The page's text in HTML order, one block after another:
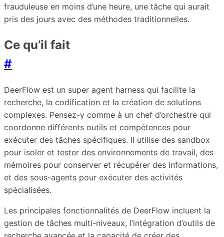
frauduleuse en moins d’une heure, une tâche qui aurait
pris des jours avec des méthodes traditionnelles.
Ce qu’il fait
#
DeerFlow est un super agent harness qui facilite la
recherche, la codification et la création de solutions
complexes. Pensez-y comme à un chef d’orchestre qui
coordonne différents outils et compétences pour
exécuter des tâches spécifiques. Il utilise des sandbox
pour isoler et tester des environnements de travail, des
mémoires pour conserver et récupérer des informations,
et des sous-agents pour exécuter des activités
spécialisées.
Les principales fonctionnalités de DeerFlow incluent la
gestion de tâches multi-niveaux, l’intégration d’outils de